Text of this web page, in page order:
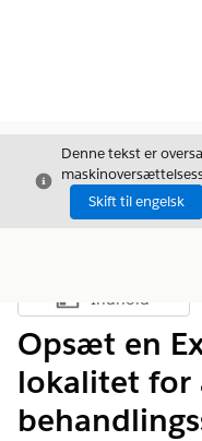
Luk
Denne tekst er
Skift til engelsk
Vis
Indhold
Opsæt en
lokalitet for